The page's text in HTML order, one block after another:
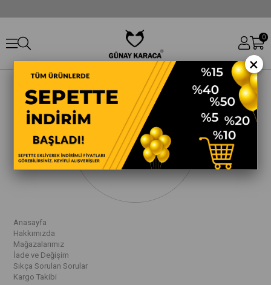
0
Anasayfa
Hakkımızda
Mağazalarımız
İade ve Değişim
Sıkça Sorulan Sorular
Kargo Takibi
×